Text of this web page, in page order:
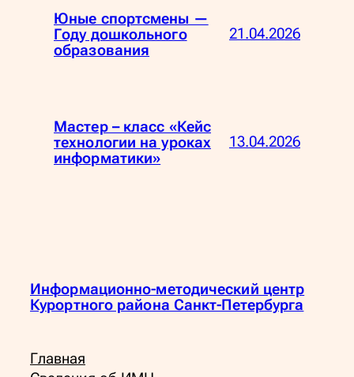
Юные спортсмены —
Году дошкольного
образования
21.04.2026
Мастер – класс «Кейс
технологии на уроках
информатики»
13.04.2026
Информационно-методический центр
Курортного района Санкт-Петербурга
Главная